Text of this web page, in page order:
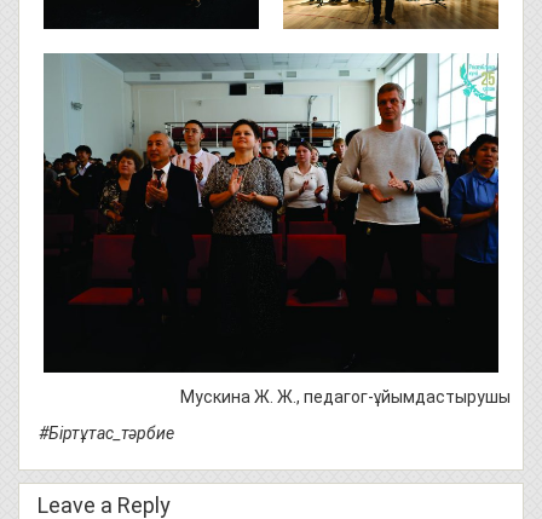
Мускина Ж. Ж., педагог-ұйымдастырушы
#Біртұтас_тәрбие
Leave a Reply